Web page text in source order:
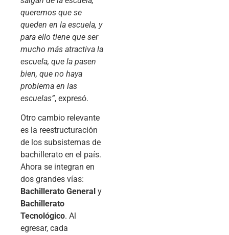
queremos que se
queden en la escuela, y
para ello tiene que ser
mucho más atractiva la
escuela, que la pasen
bien, que no haya
problema en las
escuelas”, expresó.
Otro cambio relevante
es la reestructuración
de los subsistemas de
bachillerato en el país.
Ahora se integran en
dos grandes vías:
Bachillerato General y
Bachillerato
Tecnológico. Al
egresar, cada